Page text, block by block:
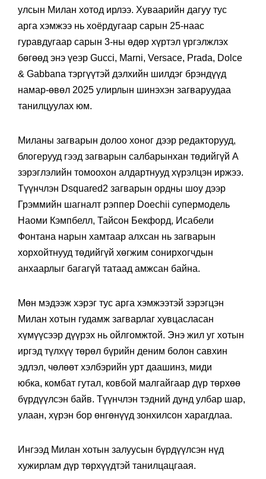
улсын Милан хотод ирлээ. Хуваарийн дагуу тус
арга хэмжээ нь хоёрдугаар сарын 25-наас
гуравдугаар сарын 3-ны өдөр хүртэл үргэлжлэх
бөгөөд энэ үеэр Gucci, Marni, Versace, Prada, Dolce
& Gabbana тэргүүтэй дэлхийн шилдэг брэндүүд
намар-өвөл 2025 улирлын шинэхэн загваруудаа
танилцуулах юм.
Миланы загварын долоо хоног дээр редакторууд,
блогерууд гээд загварын салбарынхан төдийгүй А
зэрэглэлийн томоохон алдартнууд хүрэлцэн иржээ.
Түүнчлэн Dsquared2 загварын ордны шоу дээр
Грэммийн шагналт рэппер Doechii супермодель
Наоми Кэмпбелл, Тайсон Бекфорд, Исабели
Фонтана нарын хамтаар алхсан нь загварын
хорхойтнууд төдийгүй хөгжим сонирхогчдын
анхаарлыг багагүй татаад амжсан байна.
Мөн мэдээж хэрэг тус арга хэмжээтэй зэрэгцэн
Милан хотын гудамж загварлаг хувцасласан
хүмүүсээр дүүрэх нь ойлгомжтой. Энэ жил уг хотын
иргэд түлхүү төрөл бүрийн деним болон савхин
эдлэл, чөлөөт хэлбэрийн урт даашинз, миди
юбка, комбат гутал, ковбой малгайгаар дүр төрхөө
бүрдүүлсэн байв. Түүнчлэн тэдний дунд улбар шар,
улаан, хүрэн бор өнгөнүүд зонхилсон харагдлаа.
Ингээд Милан хотын залуусын бүрдүүлсэн нүд
хужирлам дүр төрхүүдтэй танилцацгаая.